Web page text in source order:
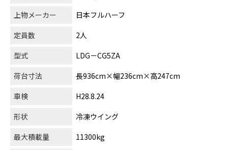
上物メーカー
日本フルハーフ
定員数
2人
型式
LDG－CG5ZA
荷台寸法
長936cm×幅236cm×高247cm
車検
H28.8.24
形状
冷凍ウイング
最大積載量
11300kg